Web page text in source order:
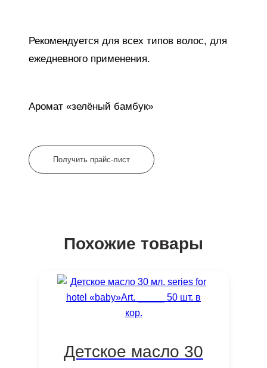
Рекомендуется для всех типов волос, для
ежедневного применения.
Аромат «зелёный бамбук»
Получить прайс-лист
Похожие товары
Детское масло 30